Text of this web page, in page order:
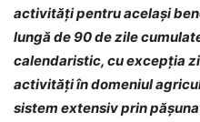
activităţi pentru acelaşi
lungă de 90 de zile
calendaristic, cu excepţia
activităţi în domeniul
sistem extensiv prin